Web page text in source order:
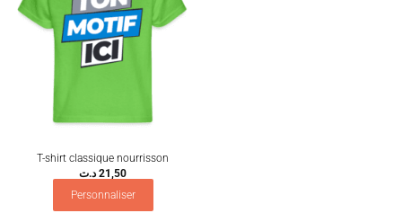
T-shirt classique nourrisson
21,50 د.ت
Personnaliser